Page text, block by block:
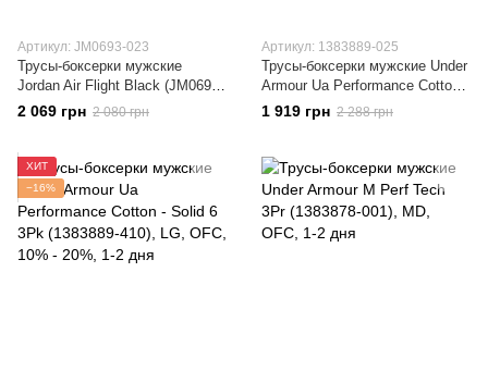
Артикул: JM0693-023
Трусы-боксерки мужские
Jordan Air Flight Black (JM0693-
023)
2 069 грн 2 080 грн
Артикул: 1383889-025
Трусы-боксерки мужские Under
Armour Ua Performance Cotton -
Solid 6 3Pk (1383889-025)
1 919 грн 2 288 грн
ХИТ
−16%